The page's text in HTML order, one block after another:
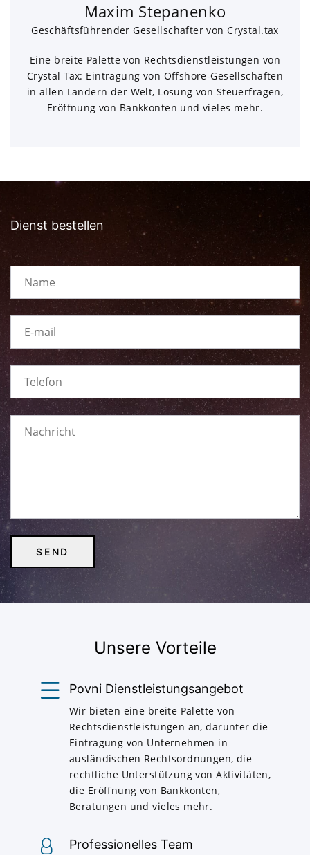
Maxim Stepanenko
Geschäftsführender Gesellschafter von Crystal.tax
Eine breite Palette von Rechtsdienstleistungen von
Crystal Tax: Eintragung von Offshore-Gesellschaften
in allen Ländern der Welt, Lösung von Steuerfragen,
Eröffnung von Bankkonten und vieles mehr.
Dienst bestellen
Unsere Vorteile
Povni Dienstleistungsangebot
Wir bieten eine breite Palette von
Rechtsdienstleistungen an, darunter die
Eintragung von Unternehmen in
ausländischen Rechtsordnungen, die
rechtliche Unterstützung von Aktivitäten,
die Eröffnung von Bankkonten,
Beratungen und vieles mehr.
Professionelles Team